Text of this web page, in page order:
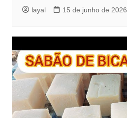
layal 15 de junho de 2026